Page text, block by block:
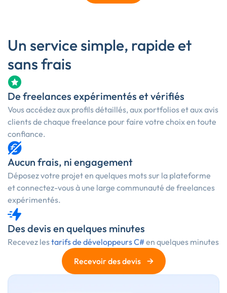
Un service simple, rapide et
sans frais
De freelances expérimentés et vérifiés
Vous accédez aux profils détaillés, aux portfolios et aux avis
clients de chaque freelance pour faire votre choix en toute
confiance.
Aucun frais, ni engagement
Déposez votre projet en quelques mots sur la plateforme
et connectez-vous à une large communauté de freelances
expérimentés.
Des devis en quelques minutes
Recevez lestarifs de développeurs C#en quelques minutes
Recevoir des devis
→